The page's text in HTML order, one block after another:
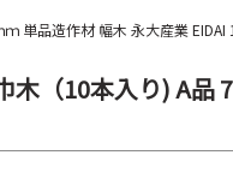
単品造作材 幅木 永大産業 EIDAI
木（10本入り) A